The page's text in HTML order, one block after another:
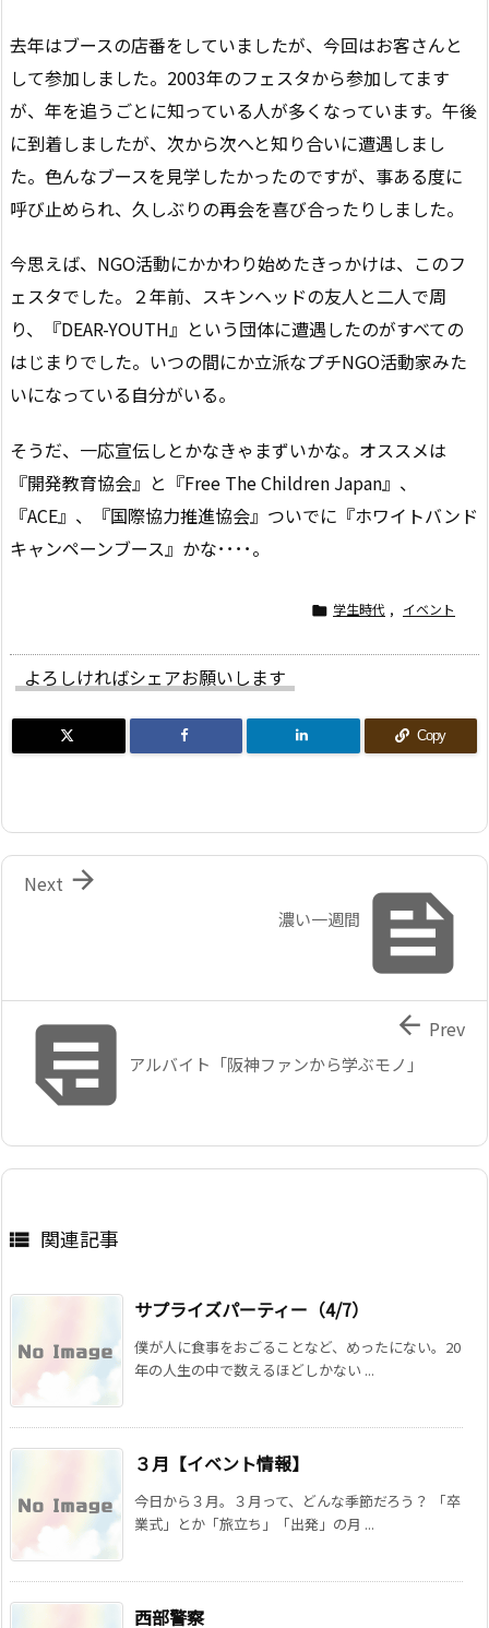
去年はブースの店番をしていましたが、今回はお客さんと
して参加しました。2003年のフェスタから参加してます
が、年を追うごとに知っている人が多くなっています。午後
に到着しましたが、次から次へと知り合いに遭遇しまし
た。色んなブースを見学したかったのですが、事ある度に
呼び止められ、久しぶりの再会を喜び合ったりしました。
今思えば、NGO活動にかかわり始めたきっかけは、このフ
ェスタでした。２年前、スキンヘッドの友人と二人で周
り、『DEAR-YOUTH』という団体に遭遇したのがすべての
はじまりでした。いつの間にか立派なプチNGO活動家みた
いになっている自分がいる。
そうだ、一応宣伝しとかなきゃまずいかな。オススメは
『開発教育協会』と『Free The Children Japan』、
『ACE』、『国際協力推進協会』ついでに『ホワイトバンド
キャンペーンブース』かな････。
 学生時代 , イベント
よろしければシェアお願いします
Copy

濃い一週間

Next
 アルバイト「阪神ファンから学ぶモノ」
 Prev
 関連記事
サプライズパーティー（4/7）
僕が人に食事をおごることなど、めったにない。20
年の人生の中で数えるほどしかない ...
３月【イベント情報】
今日から３月。３月って、どんな季節だろう？ 「卒
業式」とか「旅立ち」「出発」の月 ...
西部警察